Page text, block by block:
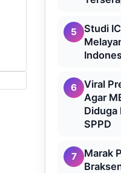
5
Studi
6
Viral
Agar
Diduga
SPPD
7
Marak